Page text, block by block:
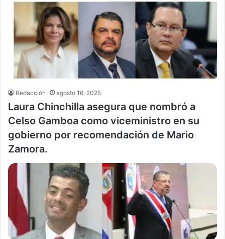
Redacción agosto 16, 2025
Laura Chinchilla asegura que nombró a
Celso Gamboa como viceministro en su
gobierno por recomendación de Mario
Zamora.